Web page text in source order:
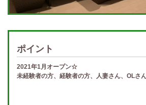
ポイント
2021年1月オープン☆
未経験者の方、経験者の方、人妻さん、OLさ